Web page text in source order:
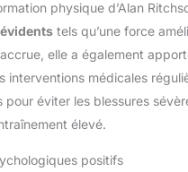
physique d’Alan
tels qu’une force
elle a également
interventions médicales
pour éviter les blessures
élevé.
positifs